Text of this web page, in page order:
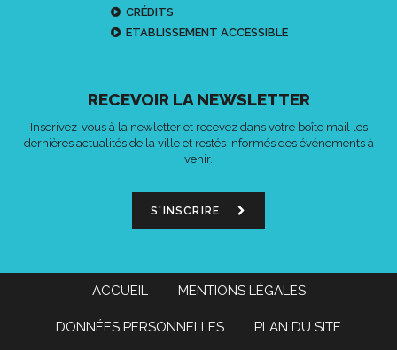
CRÉDITS
ETABLISSEMENT ACCESSIBLE
RECEVOIR LA NEWSLETTER
Inscrivez-vous à la newletter et recevez dans votre boîte mail les
dernières actualités de la ville et restés informés des événements à
venir.
S'INSCRIRE
ACCUEIL MENTIONS LÉGALES
DONNÉES PERSONNELLES PLAN DU SITE